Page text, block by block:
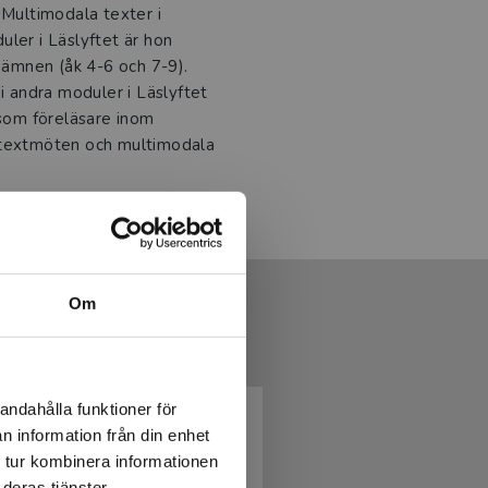
Om
funktioner för
information från din enhet
kombinera informationen
texter i
i Läslyftet är hon
(åk 4-6 och 7-9).
andra moduler i Läslyftet
föreläsare inom
och multimodala